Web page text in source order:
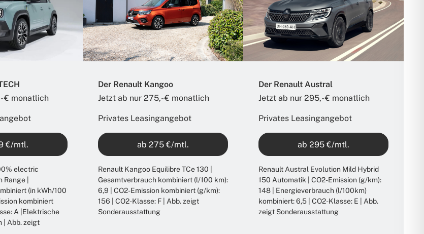
€ monatlich​
€/mtl.
electric
|
(in kWh/100
kombiniert
A |Elektrische
| Abb. zeigt
Der Renault Kangoo
Jetzt ab nur 275,- € monatlich​
Privates Leasingangebot
ab 275 €/mtl.
Renault Kangoo Equilibre TCe 130 |
Gesamtverbrauch kombiniert (l/100 km):
6,9 | CO2-Emission kombiniert (g/km):
156 | CO2-Klasse: F | Abb. zeigt
Sonderausstattung
Der Renault Austral
Jetzt ab nur 295,- € monatlich​
Privates Leasingangebot
ab 295 €/mtl.
Renault Austral Evolution Mild Hybrid
150 Automatik | CO2-Emission (g/km):
148 | Energieverbrauch (l/100km)
kombiniert: 6,5 | CO2-Klasse: E | Abb.
zeigt Sonderausstattung